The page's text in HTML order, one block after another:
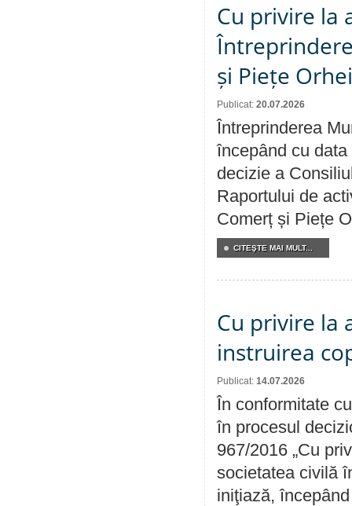
Cu privire la
și Piețe
Publicat: 20.07.2026
Întreprinderea
începând cu
decizie a
Raportului de
Comerț și Piețe
CITEŞTE MAI MULT...
Cu privire la
instruirea
Publicat: 14.07.2026
În conformitate
în procesul
967/2016 „Cu
societatea civilă
iniţiază,